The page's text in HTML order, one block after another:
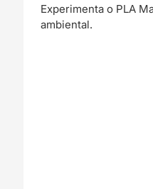
Experimenta o PLA
ambiental.